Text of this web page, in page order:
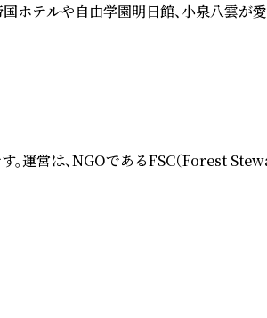
ホテルや自由学園明日館、小泉八雲
運営は、NGOであるFSC（Forest